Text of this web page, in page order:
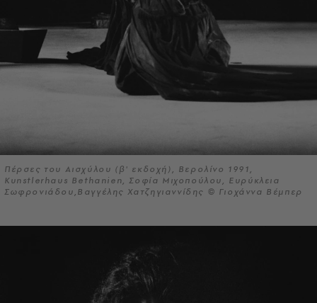
Πέρσες του Αισχύλου (β' εκδοχή), Βερολίνο 1991,
Kunstlerhaus Bethanien, Σοφία Μιχοπούλου, Ευρύκλεια
Σωφρονιάδου,Βαγγέλης Χατζηγιαννίδης © Γιοχάννα Βέμπερ